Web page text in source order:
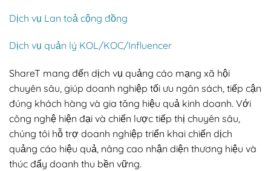
Dịch vụ Lan toả cộng đồng
Dịch vụ quản lý KOL/KOC/Influencer
ShareT mang đến dịch vụ quảng cáo mạng xã hội
chuyên sâu, giúp doanh nghiệp tối ưu ngân sách, tiếp cận
đúng khách hàng và gia tăng hiệu quả kinh doanh. Với
công nghệ hiện đại và chiến lược tiếp thị chuyên sâu,
chúng tôi hỗ trợ doanh nghiệp triển khai chiến dịch
quảng cáo hiệu quả, nâng cao nhận diện thương hiệu và
thúc đẩy doanh thu bền vững.